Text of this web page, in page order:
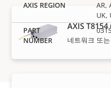
AXIS
네트워크 또
AR,
UK,